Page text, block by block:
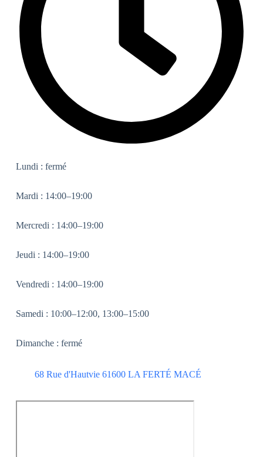
Lundi : fermé
Mardi : 14:00–19:00
Mercredi : 14:00–19:00
Jeudi : 14:00–19:00
Vendredi : 14:00–19:00
Samedi : 10:00–12:00, 13:00–15:00
Dimanche : fermé
68 Rue d'Hautvie 61600 LA FERTÉ MACÉ